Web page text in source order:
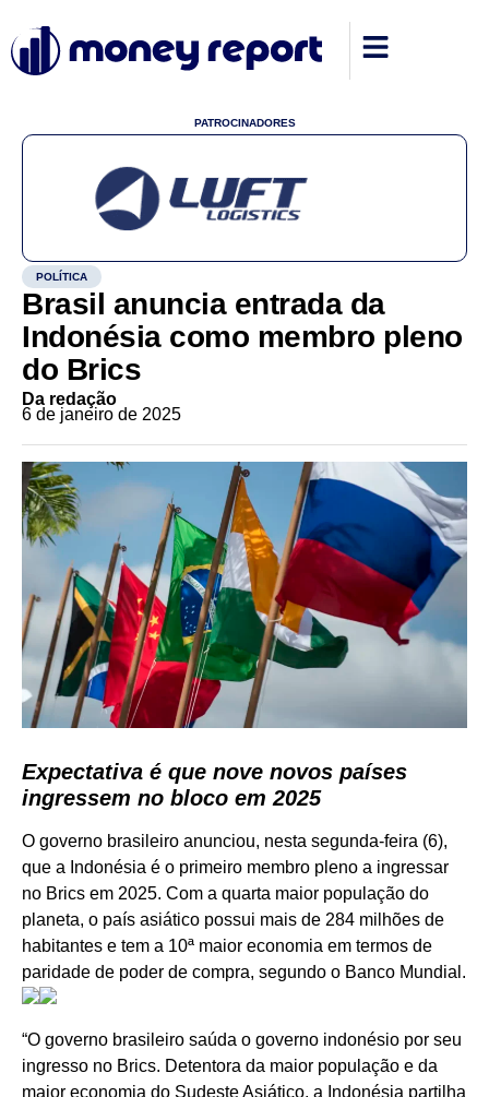
PATROCINADORES
POLÍTICA
Brasil anuncia entrada da
Indonésia como membro pleno
do Brics
Da redação
6 de janeiro de 2025
Expectativa é que nove novos países
ingressem no bloco em 2025
O governo brasileiro anunciou, nesta segunda-feira (6),
que a Indonésia é o primeiro membro pleno a ingressar
no Brics em 2025. Com a quarta maior população do
planeta, o país asiático possui mais de 284 milhões de
habitantes e tem a 10ª maior economia em termos de
paridade de poder de compra, segundo o Banco Mundial.
“O governo brasileiro saúda o governo indonésio por seu
ingresso no Brics. Detentora da maior população e da
maior economia do Sudeste Asiático, a Indonésia partilha